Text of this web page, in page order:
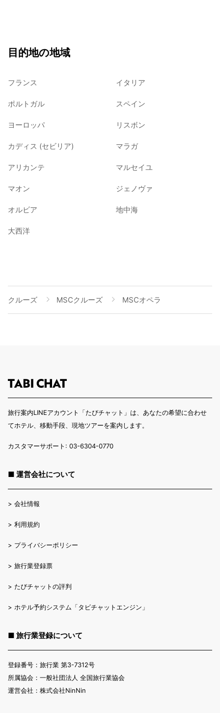
目的地の地域
フランス イタリア
ポルトガル スペイン
ヨーロッパ リスボン
カディス (セビリア) マラガ
アリカンテ マルセイユ
マオン ジェノヴァ
オルビア 地中海
大西洋
クルーズ MSCクルーズ MSCオペラ
旅行案内LINEアカウント「たびチャット」は、あなたの希望に合わせ
てホテル、移動手段、現地ツアーを案内します。
カスタマーサポート: 03-6304-0770
■ 運営会社について
> 会社情報
> 利用規約
> プライバシーポリシー
> 旅行業登録票
> たびチャットの評判
> ホテル予約システム「タビチャットエンジン」
■ 旅行業登録について
登録番号：旅行業 第3-7312号
所属協会：一般社団法人 全国旅行業協会
運営会社：株式会社NinNin